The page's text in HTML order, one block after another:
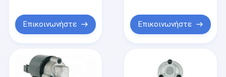
Επικοινωνήστε Επικοινωνήστε